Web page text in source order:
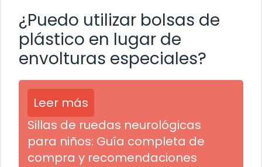
¿Puedo utilizar bolsas de
plástico en lugar de
envolturas especiales?
Leer más
Sillas de ruedas neurológicas
para niños: Guía completa de
compra y recomendaciones